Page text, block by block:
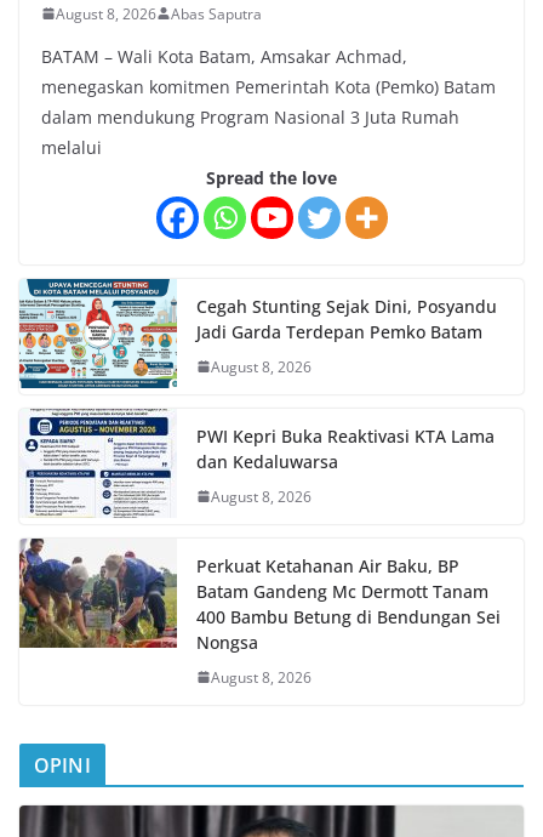
August 8, 2026 Abas Saputra
BATAM – Wali Kota Batam, Amsakar Achmad,
menegaskan komitmen Pemerintah Kota (Pemko) Batam
dalam mendukung Program Nasional 3 Juta Rumah
melalui
Spread the love
Cegah Stunting Sejak Dini, Posyandu
Jadi Garda Terdepan Pemko Batam
August 8, 2026
PWI Kepri Buka Reaktivasi KTA Lama
dan Kedaluwarsa
August 8, 2026
Perkuat Ketahanan Air Baku, BP
Batam Gandeng Mc Dermott Tanam
400 Bambu Betung di Bendungan Sei
Nongsa
August 8, 2026
OPINI